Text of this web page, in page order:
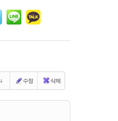
수정 삭제
스케치북5
스케치북5